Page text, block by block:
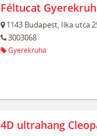
Féltucat
1143 Budapest, Ilka utca
3003068
Gyerekruha
4D ultrahang